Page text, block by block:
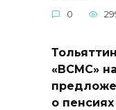
0
«ВСМС»
о пенсиях